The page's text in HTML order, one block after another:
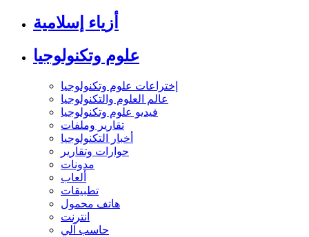
أزياء إسلامية
علوم وتكنولوجيا
إختراعات علوم وتكنولوجيا
عالم العلوم والتكنولوجيا
فيديو علوم وتكنولوجيا
تقارير وملفات
أخبار التكنولوجيا
حوارات وتقارير
مدونات
ألعاب
تطبيقات
هاتف محمول
انترنت
حاسب آلي